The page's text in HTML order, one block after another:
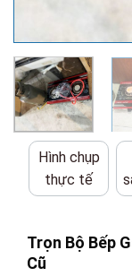
Hình chụp
thực tế
Trọn Bộ Bếp
Cũ